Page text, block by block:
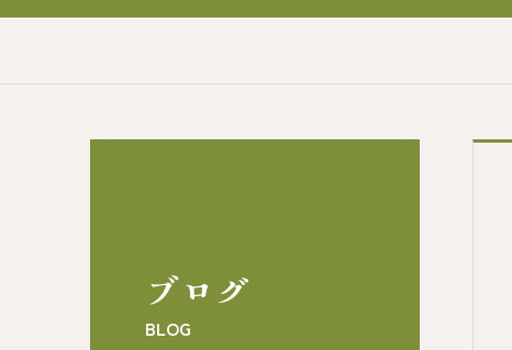
ブログ
BLOG